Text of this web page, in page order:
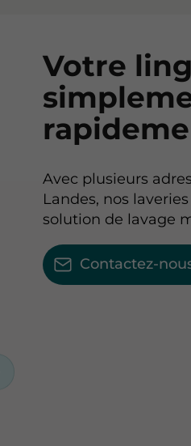
Votre
Avec plusieurs
Landes, nos
solution de lavage
Contactez-